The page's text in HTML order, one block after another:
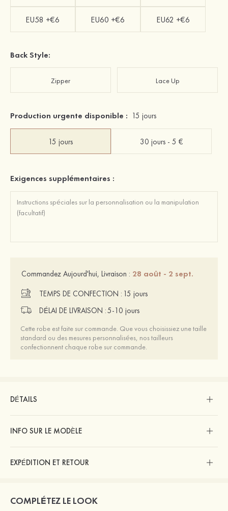
EU58 +€6 EU60 +€6 EU62 +€6
Back Style:
Zipper Lace Up
Production urgente disponible : 15 jours
15 jours 30 jours - 5 €
Exigences supplémentaires :
Commandez Aujourd'hui, Livraison : 28 août - 2 sept.
TEMPS DE CONFECTION : 15 jours
DÉLAI DE LIVRAISON :5-10 jours
Cette robe est faite sur commande. Que vous choisissiez une taille
standard ou des mesures personnalisées, nos tailleurs
confectionnent chaque robe sur commande.
DÉTAILS
INFO SUR LE MODÈLE
EXPÉDITION ET RETOUR
COMPLÉTEZ LE LOOK